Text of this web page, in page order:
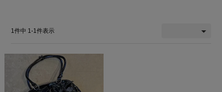
1件中 1-1件表示